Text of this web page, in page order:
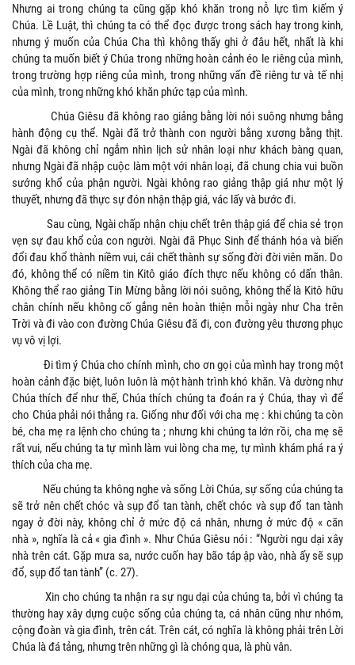
Nhưng ai trong chúng ta cũng gặp khó khăn trong nỗ lực tìm kiếm ý
Chúa. Lề Luật, thì chúng ta có thể đọc được trong sách hay trong kinh,
nhưng ý muốn của Chúa Cha thì không thấy ghi ở đâu hết, nhất là khi
chúng ta muốn biết ý Chúa trong những hoàn cảnh éo le riêng của mình,
trong trường hợp riêng của mình, trong những vấn đề riêng tư và tế nhị
của mình, trong những khó khăn phức tạp của mình.
Chúa Giêsu đã không rao giảng bằng lời nói suông nhưng bằng
hành động cụ thể. Ngài đã trở thành con người bằng xương bằng thịt.
Ngài đã không chỉ ngắm nhìn lịch sử nhân loại như khách bàng quan,
nhưng Ngài đã nhập cuộc làm một với nhân loại, đã chung chia vui buồn
sướng khổ của phận người. Ngài không rao giảng thập giá như một lý
thuyết, nhưng đã thực sự đón nhận thập giá, vác lấy và bước đi.
Sau cùng, Ngài chấp nhận chịu chết trên thập giá để chia sẻ trọn
vẹn sự đau khổ của con người. Ngài đã Phục Sinh để thánh hóa và biến
đổi đau khổ thành niềm vui, cái chết thành sự sống đời đời viên mãn. Do
đó, không thể có niềm tin Kitô giáo đích thực nếu không có dấn thân.
Không thể rao giảng Tin Mừng bằng lời nói suông, không thể là Kitô hữu
chân chính nếu không cố gắng nên hoàn thiện mỗi ngày như Cha trên
Trời và đi vào con đường Chúa Giêsu đã đi, con đường yêu thương phục
vụ vô vị lợi.
Đi tìm ý Chúa cho chính mình, cho ơn gọi của mình hay trong một
hoàn cảnh đặc biệt, luôn luôn là một hành trình khó khăn. Và dường như
Chúa thích để như thế, Chúa thích chúng ta đoán ra ý Chúa, thay vì để
cho Chúa phải nói thẳng ra. Giống như đối với cha mẹ : khi chúng ta còn
bé, cha mẹ ra lệnh cho chúng ta ; nhưng khi chúng ta lớn rồi, cha mẹ sẽ
rất vui, nếu chúng ta tự mình làm vui lòng cha mẹ, tự mình khám phá ra ý
thích của cha mẹ.
Nếu chúng ta không nghe và sống Lời Chúa, sự sống của chúng ta
sẽ trở nên chết chóc và sụp đổ tan tành, chết chóc và sụp đổ tan tành
ngay ở đời này, không chỉ ở mức độ cá nhân, nhưng ở mức độ « căn
nhà », nghĩa là cả « gia đình ». Như Chúa Giêsu nói : “Người ngu dại xây
nhà trên cát. Gặp mưa sa, nước cuốn hay bão táp ập vào, nhà ấy sẽ sụp
đổ, sụp đổ tan tành” (c. 27).
Xin cho chúng ta nhận ra sự ngu dại của chúng ta, bởi vì chúng ta
thường hay xây dựng cuộc sống của chúng ta, cá nhân cũng như nhóm,
cộng đoàn và gia đình, trên cát. Trên cát, có nghĩa là không phải trên Lời
Chúa là đá tảng, nhưng trên những gì là chóng qua, là phù vân.